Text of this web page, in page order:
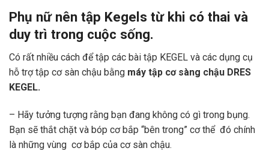
Phụ nữ nên tập Kegels từ khi có thai và
duy trì trong cuộc sống.
Có rất nhiều cách để tập các bài tập KEGEL và các dụng cụ
hỗ trợ tập cơ sàn chậu bằng máy tập cơ sàng chậu DRES
KEGEL.
– Hãy tưởng tượng rằng bạn đang không có gì trong bụng.
Bạn sẽ thắt chặt và bóp cơ bắp “bên trong” cơ thể đó chính
là những vùng cơ bắp của cơ sàn chậu.